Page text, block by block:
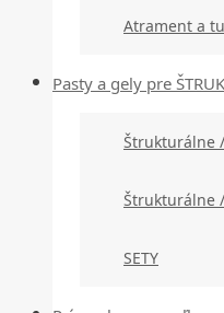
Atrament a
Pasty a gely pre
Štrukturálne
Štrukturálne
SETY